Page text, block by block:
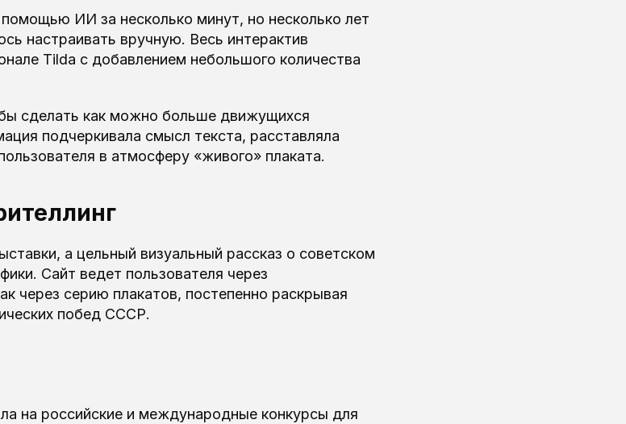
ИИ за несколько минут, но несколько лет
настраивать вручную. Весь интерактив
Tilda с добавлением небольшого количества
сделать как можно больше движущихся
подчеркивала смысл текста, расставляла
в атмосферу «живого» плаката.
а цельный визуальный рассказ о советском
Сайт ведет пользователя через
через серию плакатов, постепенно раскрывая
побед СССР.
на российские и международные конкурсы для